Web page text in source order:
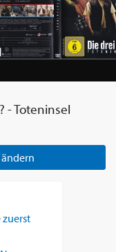
- Toteninsel
zuerst